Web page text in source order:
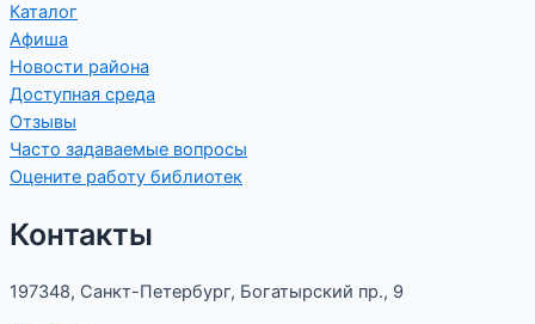
Каталог
Афиша
Новости района
Доступная среда
Отзывы
Часто задаваемые вопросы
Оцените работу библиотек
Контакты
197348, Санкт-Петербург, Богатырский пр., 9